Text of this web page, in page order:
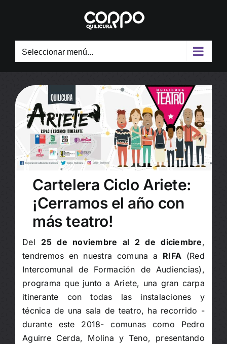
Seleccionar menú...
Cartelera Ciclo Ariete:
¡Cerramos el año con
más teatro!
Del 25 de noviembre al 2 de diciembre,
tendremos en nuestra comuna a RIFA (Red
Intercomunal de Formación de Audiencias),
programa que junto a Ariete, una gran carpa
itinerante con todas las instalaciones y
técnica de una sala de teatro, ha recorrido -
durante este 2018- comunas como Pedro
Aguirre Cerda, Molina y Teno, presentando